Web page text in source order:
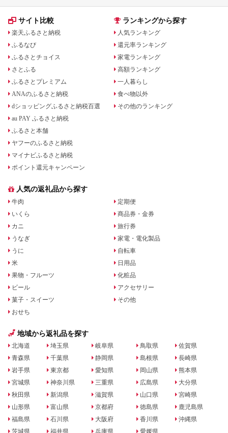
サイト比較
楽天ふるさと納税
ふるなび
ふるさとチョイス
さとふる
ふるさとプレミアム
ANAのふるさと納税
dショッピングふるさと納税百選
au PAY ふるさと納税
ふるさと本舗
ヤフーのふるさと納税
マイナビふるさと納税
ポイント還元キャンペーン
ランキングから探す
人気ランキング
還元率ランキング
家電ランキング
高額ランキング
一人暮らし
食べ物以外
その他のランキング
人気の返礼品から探す
牛肉
いくら
カニ
うなぎ
うに
米
果物・フルーツ
ビール
菓子・スイーツ
おせち
定期便
商品券・金券
旅行券
家電・電化製品
自転車
日用品
化粧品
アクセサリー
その他
地域から返礼品を探す
北海道
青森県
岩手県
宮城県
秋田県
山形県
福島県
茨城県
埼玉県
千葉県
東京都
神奈川県
新潟県
富山県
石川県
福井県
岐阜県
静岡県
愛知県
三重県
滋賀県
京都府
大阪府
兵庫県
鳥取県
島根県
岡山県
広島県
山口県
徳島県
香川県
愛媛県
佐賀県
長崎県
熊本県
大分県
宮崎県
鹿児島県
沖縄県